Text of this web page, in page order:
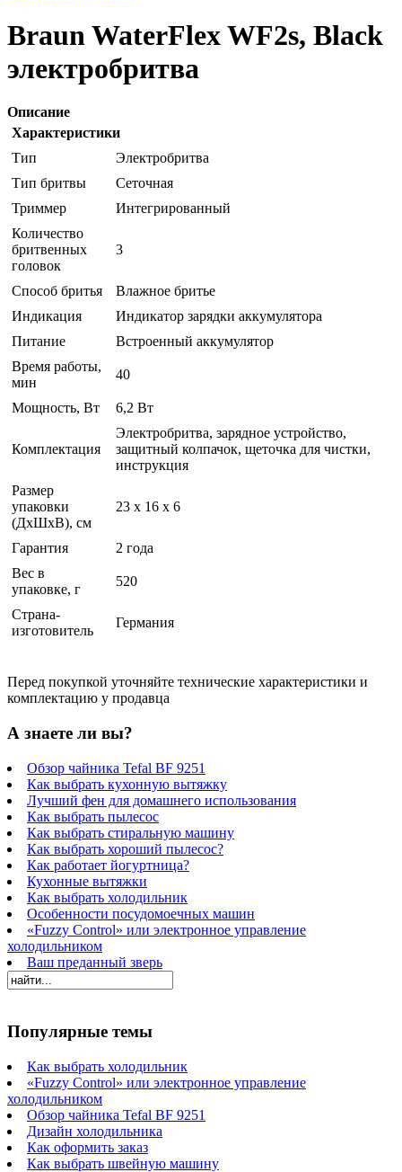
Braun WaterFlex WF2s, Black
электробритва
Описание
Характеристики
Тип
Электробритва
Тип бритвы
Сеточная
Триммер
Интегрированный
Количество
бритвенных
головок
3
Способ бритья
Влажное бритье
Индикация
Индикатор зарядки аккумулятора
Питание
Встроенный аккумулятор
Время работы,
мин
40
Мощность, Вт 6,2 Вт
Комплектация
Электробритва, зарядное устройство,
защитный колпачок, щеточка для чистки,
инструкция
Размер
упаковки
(ДхШхВ), см
23 x 16 x 6
Гарантия
2 года
Вес в
упаковке, г
520
Страна-
изготовитель
Германия
Перед покупкой уточняйте технические характеристики и
комплектацию у продавца
А знаете ли вы?
Обзор чайника Tefal BF 9251
Как выбрать кухонную вытяжку
Лучший фен для домашнего использования
Как выбрать пылесос
Как выбрать стиральную машину
Как выбрать хороший пылесос?
Как работает йогуртница?
Кухонные вытяжки
Как выбрать холодильник
Особенности посудомоечных машин
«Fuzzy Control» или электронное управление
холодильником
Ваш преданный зверь
Популярные темы
Как выбрать холодильник
«Fuzzy Control» или электронное управление
холодильником
Обзор чайника Tefal BF 9251
Дизайн холодильника
Как оформить заказ
Как выбрать швейную машину